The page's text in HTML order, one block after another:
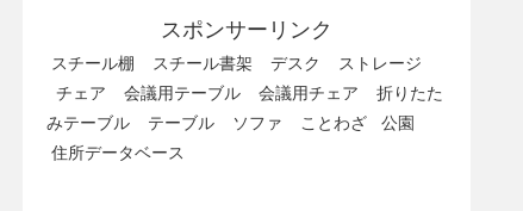
スポンサーリンク
スチール棚 スチール書架 デスク
ストレージ
チェア
会議用テーブル 会議用チェア
折りたた
みテーブル
テーブル ソファ ことわざ
公園
住所データベース